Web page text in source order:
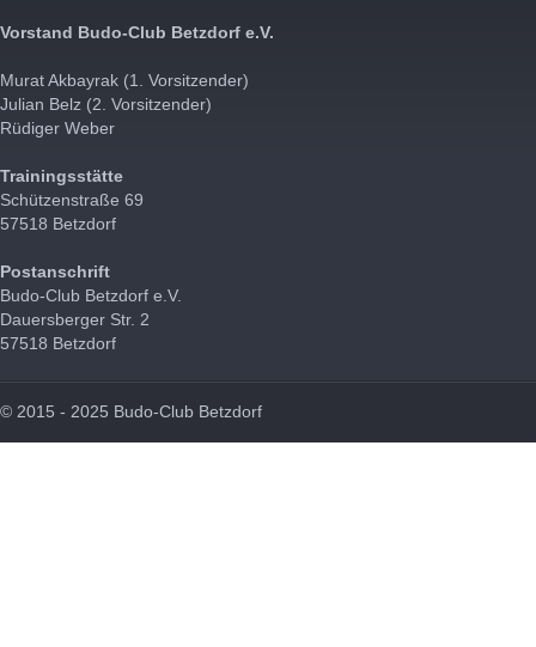
Vorstand Budo-Club Betzdorf e.V.
Murat Akbayrak (1. Vorsitzender)
Julian Belz (2. Vorsitzender)
Rüdiger Weber
Trainingsstätte
Schützenstraße 69
57518 Betzdorf
Postanschrift
Budo-Club Betzdorf e.V.
Dauersberger Str. 2
57518 Betzdorf
© 2015 - 2025 Budo-Club Betzdorf